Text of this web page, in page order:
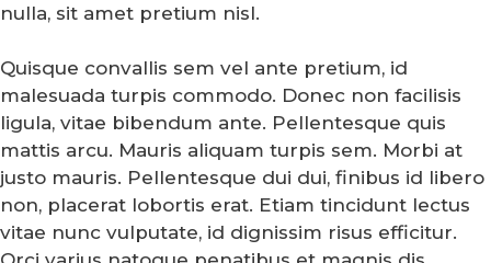
nulla, sit amet pretium nisl.
Quisque convallis sem vel ante pretium, id
malesuada turpis commodo. Donec non facilisis
ligula, vitae bibendum ante. Pellentesque quis
mattis arcu. Mauris aliquam turpis sem. Morbi at
justo mauris. Pellentesque dui dui, finibus id libero
non, placerat lobortis erat. Etiam tincidunt lectus
vitae nunc vulputate, id dignissim risus efficitur.